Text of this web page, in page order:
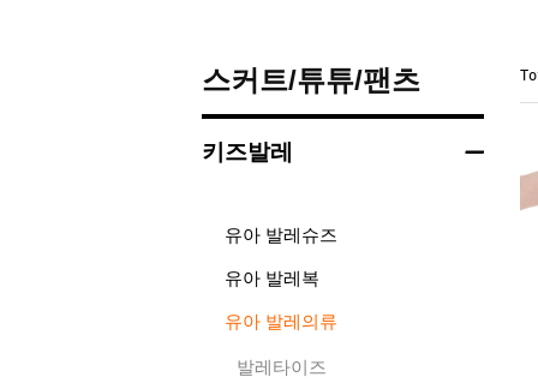
스커트/튜튜/팬츠
키즈발레
유아 발레슈즈
유아 발레복
유아 발레의류
발레타이즈